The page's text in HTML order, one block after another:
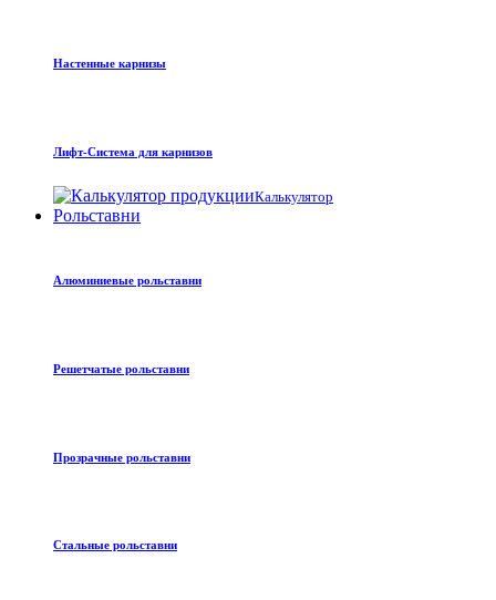
Настенные карнизы
Лифт-Система для карнизов
Калькулятор
Рольставни
Алюминиевые рольставни
Решетчатые рольставни
Прозрачные рольставни
Стальные рольставни